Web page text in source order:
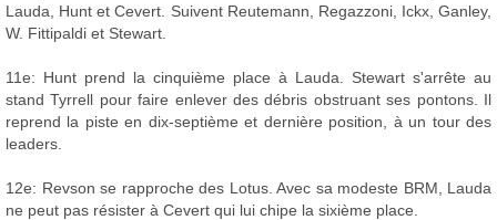
Lauda, Hunt et Cevert. Suivent Reutemann, Regazzoni, Ickx, Ganley,
W. Fittipaldi et Stewart.
11e: Hunt prend la cinquième place à Lauda. Stewart s'arrête au
stand Tyrrell pour faire enlever des débris obstruant ses pontons. Il
reprend la piste en dix-septième et dernière position, à un tour des
leaders.
12e: Revson se rapproche des Lotus. Avec sa modeste BRM, Lauda
ne peut pas résister à Cevert qui lui chipe la sixième place.